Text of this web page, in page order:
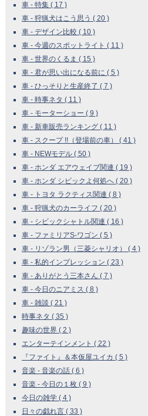
車 - 特集 ( 17 )
車 - 狩猟犬はこう思う ( 20 )
車 - デザイン比較 ( 10 )
車 - 今週のスポットライト ( 11 )
車 - 世界のくるま ( 15 )
車 - 君が思い出になる前に ( 5 )
車 - ひっそりと生産終了 ( 7 )
車 - 時事ネタ ( 11 )
車 - モーターショー ( 9 )
車 - 新車販売ランキング ( 11 )
車 - スクープ !!（登場前の車） ( 41 )
車 - NEWモデル ( 50 )
車 - ホンダ エアウェイブ関連 ( 19 )
車 - ホンダ シビックよ何処へ ( 20 )
車 - トヨタ ラクティス関連 ( 8 )
車 - 狩猟犬のカーライフ ( 20 )
車 - シビックシャトル関連 ( 16 )
車 - ファミリアS-ワゴン ( 5 )
車 - リゾラン男（三菱シャリオ） ( 4 )
車 - 私的インプレッション ( 23 )
車 - ありがとう三本さん ( 7 )
車 - 今日のニアミス ( 8 )
車 - 雑談 ( 21 )
時事ネタ ( 35 )
趣味の世界 ( 2 )
エンターテインメント ( 22 )
『ファイト』＆本仮屋ユイカ ( 5 )
音楽 - 音楽の話 ( 6 )
音楽 - 今日の１枚 ( 9 )
今日の雑学 ( 4 )
日々の戯れ言 ( 33 )